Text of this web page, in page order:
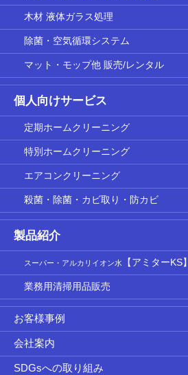
木材 液体ガラス処理
除菌・空気循環システム
マット・モップ他 販売/レンタル
個人向けサービス
定期ホームクリーニング
特別ホームクリーニング
エアコンクリーニング
殺菌・除菌・カビ取り・防カビ
製品紹介
スーパー・アルカリイオン水 【アミターKS】
業務用清掃用品販売
お客様事例
会社案内
SDGsへの取り組み